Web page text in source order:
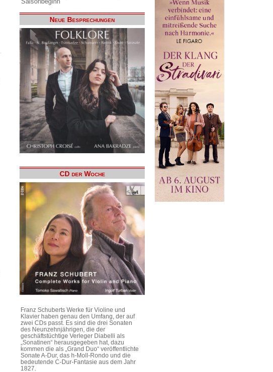
Neue Besprechungen
CD der Woche
Franz Schuberts Werke für Violine und
Klavier haben genau den Umfang, der auf
zwei CDs passt. Es sind die drei Sonaten
des Neunzehnjährigen, die der
geschäftstüchtige Verleger Diabelli als
„Sonatinen“ herausgegeben hat, dazu
kommen die als „Grand Duo“ veröffentlichte
Sonate A-Dur, das h-Moll-Rondo und die
bedeutende C-Dur-Fantasie aus dem Jahr
1827.